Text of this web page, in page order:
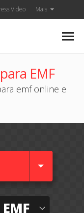
Video Mais
EMF
emf online e
EMF